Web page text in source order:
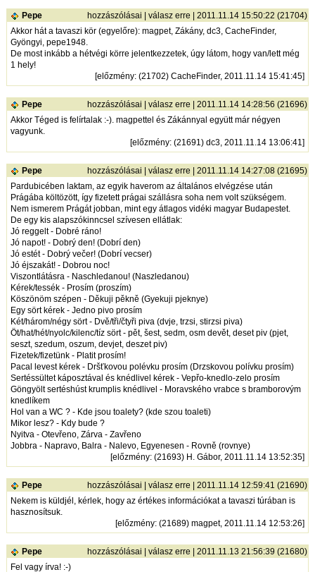
Pepe hozzászólásai |válasz erre | 2011.11.14 15:50:22 (21704)
Akkor hát a tavaszi kör (egyelőre): magpet, Zákány, dc3, CacheFinder,
Gyöngyi, pepe1948.
De most inkább a hétvégi körre jelentkezzetek, úgy látom, hogy van/lett még
1 hely!
[előzmény: (21702) CacheFinder, 2011.11.14 15:41:45]
Pepe hozzászólásai |válasz erre | 2011.11.14 14:28:56 (21696)
Akkor Téged is felírtalak :-). magpettel és Zákánnyal együtt már négyen
vagyunk.
[előzmény: (21691) dc3, 2011.11.14 13:06:41]
Pepe hozzászólásai |válasz erre | 2011.11.14 14:27:08 (21695)
Pardubicében laktam, az egyik haverom az általános elvégzése után
Prágába költözött, így fizetett prágai szállásra soha nem volt szükségem.
Nem ismerem Prágát jobban, mint egy átlagos vidéki magyar Budapestet.
De egy kis alapszókinncsel szívesen ellátlak:
Jó reggelt - Dobré ráno!
Jó napot! - Dobrý den! (Dobrí den)
Jó estét - Dobrý večer! (Dobrí vecser)
Jó éjszakát! - Dobrou noc!
Viszontlátásra - Naschledanou! (Naszledanou)
Kérek/tessék - Prosím (proszím)
Köszönöm szépen - Děkuji pěkně (Gyekuji pjeknye)
Egy sört kérek - Jedno pivo prosím
Két/három/négy sört - Dvě/tři/čtyři piva (dvje, trzsi, stirzsi piva)
Öt/hat/hét/nyolc/kilenc/tíz sört - pět, šest, sedm, osm devět, deset piv (pjet,
seszt, szedum, oszum, devjet, deszet piv)
Fizetek/fizetünk - Platit prosím!
Pacal levest kérek - Dršťkovou polévku prosím (Drzskovou polívku prosím)
Sertéssültet káposztával és knédlivel kérek - Vepřo-knedlo-zelo prosím
Göngyölt sertéshúst krumplis knédlivel - Moravského vrabce s bramborovým
knedlíkem
Hol van a WC ? - Kde jsou toalety? (kde szou toaleti)
Mikor lesz? - Kdy bude ?
Nyitva - Otevřeno, Zárva - Zavřeno
Jobbra - Napravo, Balra - Nalevo, Egyenesen - Rovně (rovnye)
[előzmény: (21693) H. Gábor, 2011.11.14 13:52:35]
Pepe hozzászólásai |válasz erre | 2011.11.14 12:59:41 (21690)
Nekem is küldjél, kérlek, hogy az értékes információkat a tavaszi túrában is
hasznosítsuk.
[előzmény: (21689) magpet, 2011.11.14 12:53:26]
Pepe hozzászólásai |válasz erre | 2011.11.13 21:56:39 (21680)
Fel vagy írva! :-)